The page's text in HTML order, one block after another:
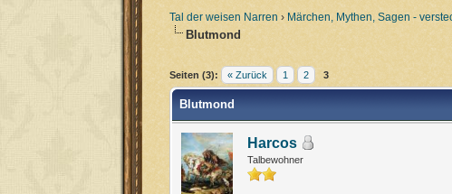
Tal der weisen Narren › Märchen, Mythen, Sagen -
Blutmond
Seiten (3): « Zurück 1 2 3
Blutmond
Harcos
Talbewohner